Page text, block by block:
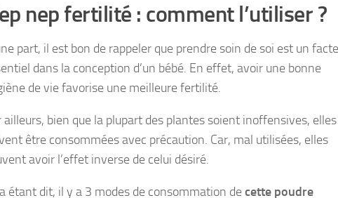
nep fertilité : comment l’utiliser ?
part, il est bon de rappeler que prendre soin de soi est un
dans la conception d’un bébé. En effet, avoir une bonne
de vie favorise une meilleure fertilité.
ailleurs, bien que la plupart des plantes soient inoffensives, elles
être consommées avec précaution. Car, mal utilisées, elles
avoir l’effet inverse de celui désiré.
étant dit, il y a 3 modes de consommation decette poudre